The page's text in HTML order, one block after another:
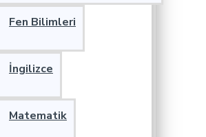
Fen Bilimleri
İngilizce
Matematik